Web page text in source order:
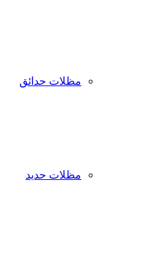
مظلات حدائق
مظلات حديد